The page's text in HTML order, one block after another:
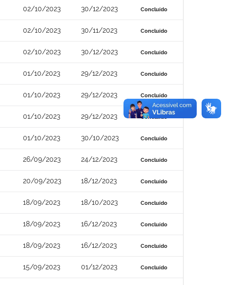
02/10/2023 30/12/2023 Concluído
02/10/2023 30/11/2023 Concluído
02/10/2023 30/12/2023 Concluído
01/10/2023 29/12/2023 Concluído
01/10/2023 29/12/2023 Concluído
01/10/2023 29/12/2023 Concluído
01/10/2023 30/10/2023 Concluído
26/09/2023 24/12/2023 Concluído
20/09/2023 18/12/2023 Concluído
18/09/2023 18/10/2023 Concluído
18/09/2023 16/12/2023 Concluído
18/09/2023 16/12/2023 Concluído
15/09/2023 01/12/2023 Concluído